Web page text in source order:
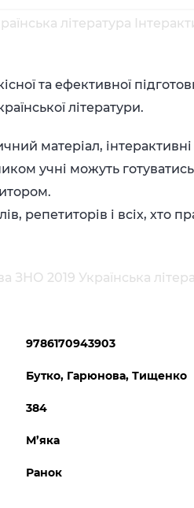
література
та ефективної
літератури.
матеріал,
учні можуть
репетиторів і всіх,
ЗНО 2019 Українська
9786170943903
Бутко, Гарюнова, Тищенко
384
М’яка
Ранок